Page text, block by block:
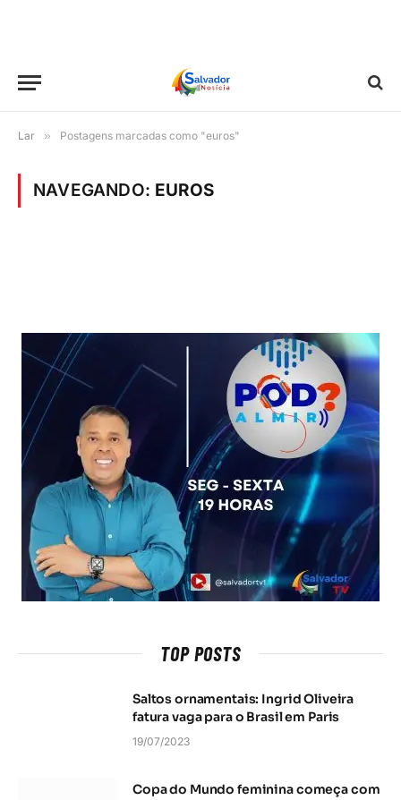
Lar » Postagens marcadas como "euros"
NAVEGANDO: EUROS
TOP POSTS
Saltos ornamentais: Ingrid Oliveira
fatura vaga para o Brasil em Paris
19/07/2023
Copa do Mundo feminina começa com